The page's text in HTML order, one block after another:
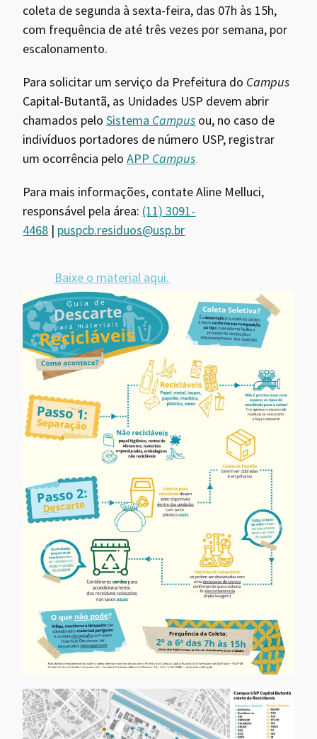
coleta de segunda à sexta-feira, das 07h às 15h,
com frequência de até três vezes por semana, por
escalonamento.
Para solicitar um serviço da Prefeitura do Campus
Capital-Butantã, as Unidades USP devem abrir
chamados peloSistema Campus ou, no caso de
indivíduos portadores de número USP, registrar
um ocorrência pelo APP Campus.
Para mais informações, contate Aline Melluci,
responsável pela área: (11) 3091-
4468 | puspcb.residuos@usp.br
Baixe o material aqui.